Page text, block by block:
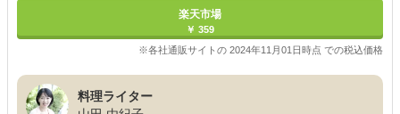
楽天市場
￥ 359
※各社通販サイトの 2024年11月01日時点 での税込価格
料理ライター